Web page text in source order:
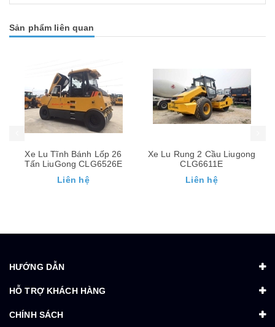
Sản phẩm liên quan
Xe Lu Rung 2 Cầu Liugong
CLG6611E
Liên hệ
Xe đầm nén rác thải
Sinomach
Liên hệ
HƯỚNG DẪN
HỖ TRỢ KHÁCH HÀNG
CHÍNH SÁCH